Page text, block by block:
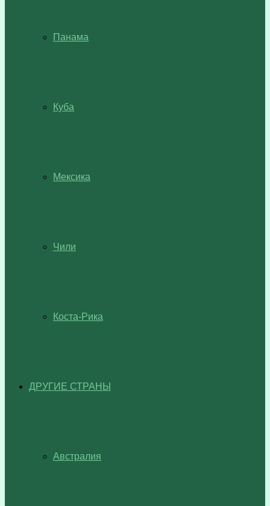
Панама
Куба
Мексика
Чили
Коста-Рика
ДРУГИЕ СТРАНЫ
Австралия